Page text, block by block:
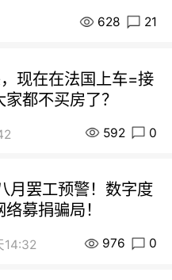
628 21
现在在法国上车=接
都不买房了？
592 0
月罢工预警！数字度
募捐骗局！
14:32 976 0